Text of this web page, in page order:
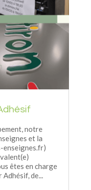
notre
et la
enseignes.fr)
êtes en charge
de...